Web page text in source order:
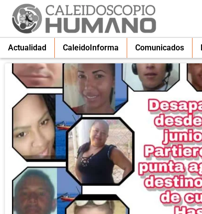
Actualidad CaleidoInforma Comunicados